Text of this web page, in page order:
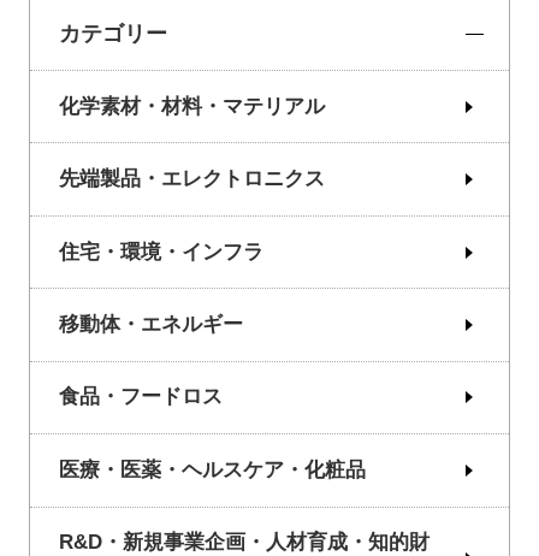
カテゴリー
化学素材・材料・マテリアル
先端製品・エレクトロニクス
住宅・環境・インフラ
移動体・エネルギー
食品・フードロス
医療・医薬・ヘルスケア・化粧品
R&D・新規事業企画・人材育成・知的財